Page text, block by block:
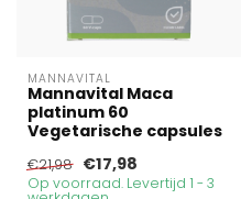
MANNAVITAL
Mannavital Maca
platinum 60
Vegetarische capsules
€21,98 €17,98
Op voorraad. Levertijd 1 - 3